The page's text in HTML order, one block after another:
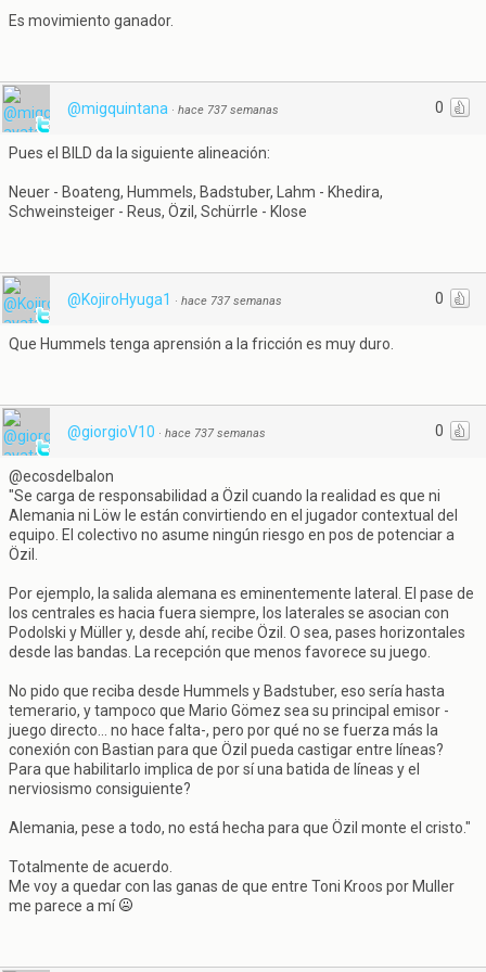
Es movimiento ganador.
0
@migquintana · hace 737 semanas
Pues el BILD da la siguiente alineación:
Neuer - Boateng, Hummels, Badstuber, Lahm - Khedira,
Schweinsteiger - Reus, Özil, Schürrle - Klose
0
@KojiroHyuga1 · hace 737 semanas
Que Hummels tenga aprensión a la fricción es muy duro.
0
@giorgioV10 · hace 737 semanas
@ecosdelbalon
"Se carga de responsabilidad a Özil cuando la realidad es que ni
Alemania ni Löw le están convirtiendo en el jugador contextual del
equipo. El colectivo no asume ningún riesgo en pos de potenciar a
Özil.
Por ejemplo, la salida alemana es eminentemente lateral. El pase de
los centrales es hacia fuera siempre, los laterales se asocian con
Podolski y Müller y, desde ahí, recibe Özil. O sea, pases horizontales
desde las bandas. La recepción que menos favorece su juego.
No pido que reciba desde Hummels y Badstuber, eso sería hasta
temerario, y tampoco que Mario Gömez sea su principal emisor -
juego directo... no hace falta-, pero por qué no se fuerza más la
conexión con Bastian para que Özil pueda castigar entre líneas?
Para que habilitarlo implica de por sí una batida de líneas y el
nerviosismo consiguiente?
Alemania, pese a todo, no está hecha para que Özil monte el cristo."
Totalmente de acuerdo.
Me voy a quedar con las ganas de que entre Toni Kroos por Muller
me parece a mí